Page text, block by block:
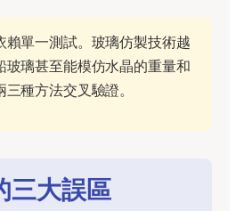
賴單一測試。玻璃仿製技術越
玻璃甚至能模仿水晶的重量和
種方法交叉驗證。
三大誤區